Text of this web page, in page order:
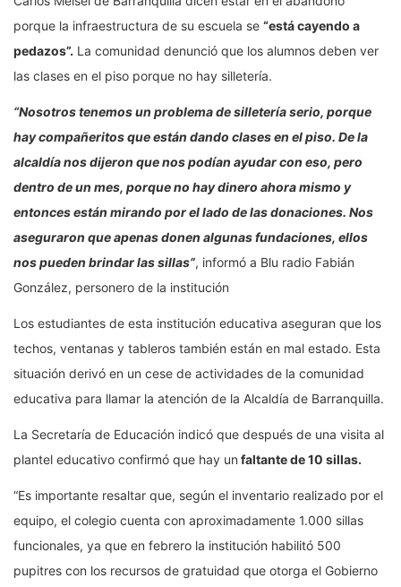
porque la infraestructura de su escuela se “está cayendo a
pedazos”. La comunidad denunció que los alumnos deben ver
las clases en el piso porque no hay silletería.
“Nosotros tenemos un problema de silletería serio, porque
hay compañeritos que están dando clases en el piso. De la
alcaldía nos dijeron que nos podían ayudar con eso, pero
dentro de un mes, porque no hay dinero ahora mismo y
entonces están mirando por el lado de las donaciones. Nos
aseguraron que apenas donen algunas fundaciones, ellos
nos pueden brindar las sillas”, informó a Blu radio Fabián
González, personero de la institución
Los estudiantes de esta institución educativa aseguran que los
techos, ventanas y tableros también están en mal estado. Esta
situación derivó en un cese de actividades de la comunidad
educativa para llamar la atención de la Alcaldía de Barranquilla.
La Secretaría de Educación indicó que después de una visita al
plantel educativo confirmó que hay un faltante de 10 sillas.
“Es importante resaltar que, según el inventario realizado por el
equipo, el colegio cuenta con aproximadamente 1.000 sillas
funcionales, ya que en febrero la institución habilitó 500
pupitres con los recursos de gratuidad que otorga el Gobierno